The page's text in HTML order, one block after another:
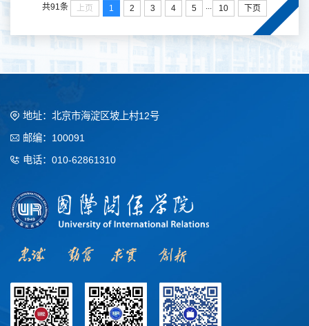
线，结合《共产党宣言》的内容，阐释了中国共产党人所追
共91条 上页 1 2 3 4 5 10 下页
地址：北京市海淀区坡上村12号
邮编：100091
电话：010-62861310